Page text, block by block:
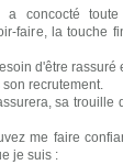
a concocté
faire, la touche
d'être
recrutement.
sa
me faire
je suis :